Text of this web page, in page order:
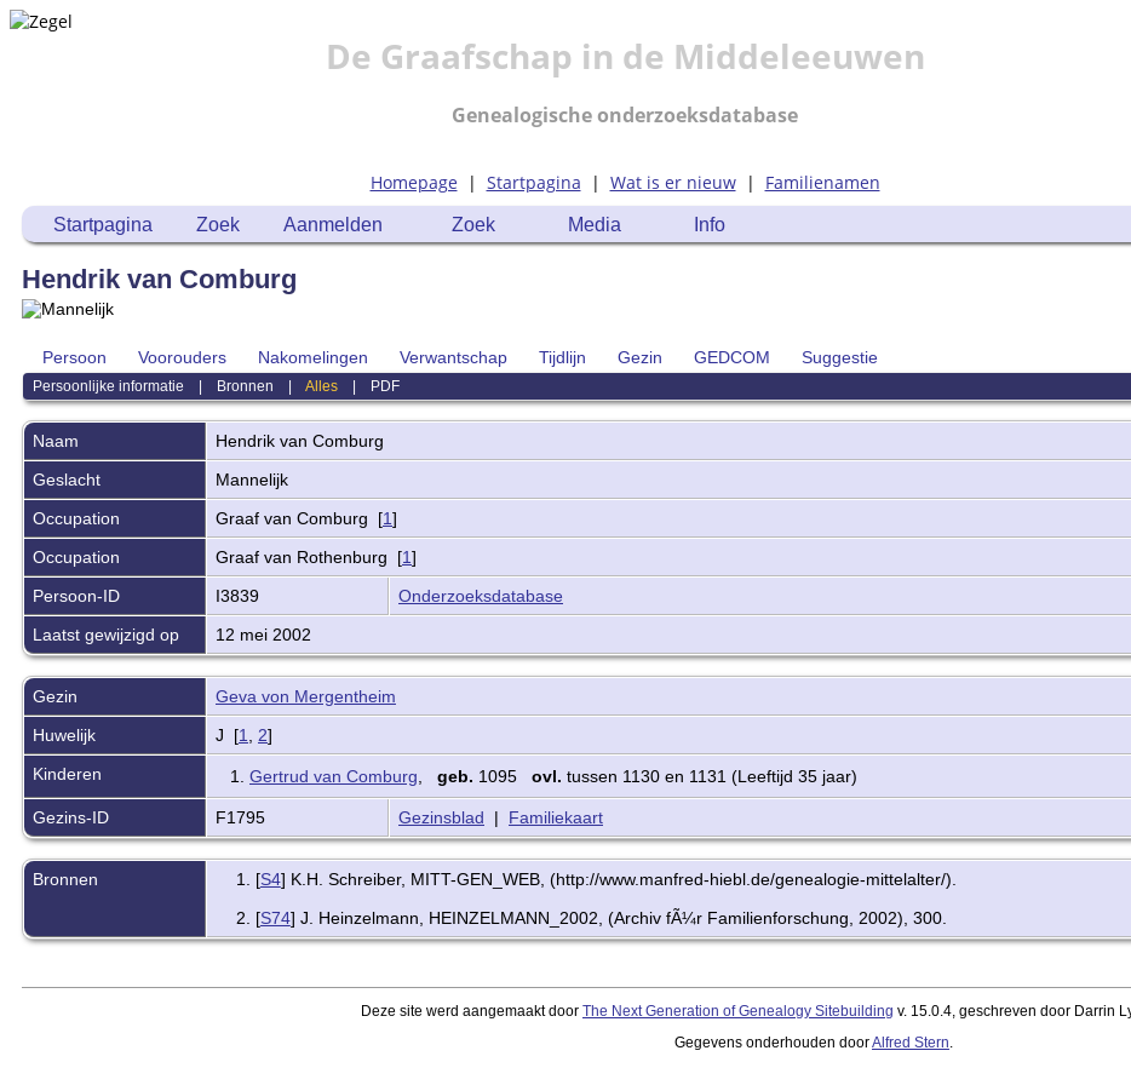
De Graafschap in de Middeleeuwen
Genealogische onderzoeksdatabase
Homepage | Startpagina | Wat is er nieuw| Familienamen
Startpagina Zoek Aanmelden Zoek Media Info
Hendrik van Comburg
Persoon Voorouders Nakomelingen Verwantschap Tijdlijn Gezin GEDCOM Suggestie
Persoonlijke informatie | Bronnen |Alles | PDF
Naam Hendrik van Comburg
Geslacht
Mannelijk
Occupation
Graaf van Comburg [1]
Occupation
Graaf van Rothenburg [1]
Persoon-ID
I3839
Onderzoeksdatabase
Laatst gewijzigd op
12 mei 2002
Gezin
Geva von Mergentheim
Huwelijk
J [1 2]
Kinderen
1. Gertrud van Comburg geb. 1095 ovl. tussen 1130 en 1131 (Leeftijd 35 jaar)
Gezins-ID F1795 Gezinsblad | Familiekaart
Bronnen [S4] K.H. Schreiber, MITT-GEN_WEB, (http://www.manfred-hiebl.de/genealogie-mittelalter/).
[S74] J. Heinzelmann, HEINZELMANN_2002, (Archiv fÃ¼r Familienforschung, 2002), 300.
Deze site werd aangemaakt door The Next Generation of Genealogy Sitebuilding v. 15.0.4, geschreven door Darrin
Gegevens onderhouden doorAlfred Stern.